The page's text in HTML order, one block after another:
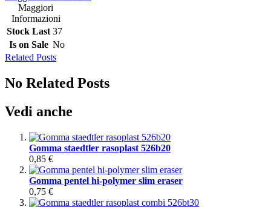
Maggiori
Informazioni
Stock Last 37
Is on Sale No
Related Posts
No Related Posts
Vedi anche
Gomma staedtler rasoplast 526b20
0,85 €
Gomma pentel hi-polymer slim eraser
0,75 €